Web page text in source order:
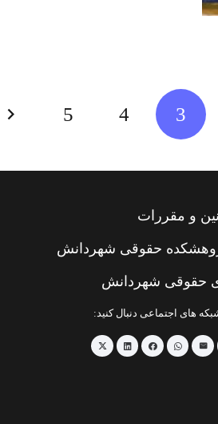
3
4
5
و مقررات
حقوقی شهردانش
حقوقی شهردانش
های اجتماعی دنبال کنید: